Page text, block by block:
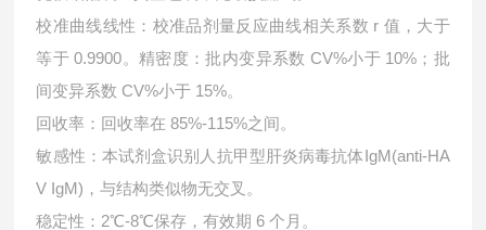
校准曲线线性：校准品剂量反应曲线相关系数 r 值，大于
等于 0.9900。精密度：批内变异系数 CV%小于 10%；批
间变异系数 CV%小于 15%。
回收率：回收率在 85%-115%之间。
敏感性：本试剂盒识别人抗甲型肝炎病毒抗体IgM(anti-HA
V IgM)，与结构类似物无交叉。
稳定性：2℃-8℃保存，有效期 6 个月。